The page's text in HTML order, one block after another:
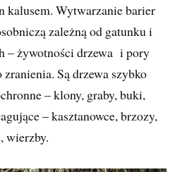
kalusem. Wytwarzanie barier
zależną od gatunku i
– żywotności drzewa i pory
Są drzewa szybko
– klony, graby, buki,
– kasztanowce, brzozy,
wierzby.